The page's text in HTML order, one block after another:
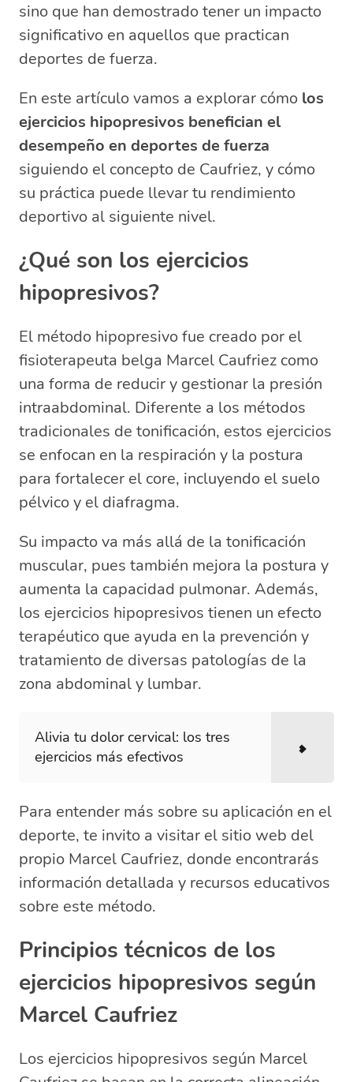
Ejemplos de posturas en los ejercicios
hipopresivos
Preguntas relacionadas sobre los
ejercicios hipopresivos y el rendimiento en
deportes de fuerza
¿Qué beneficios tienen los ejercicios
hipopresivos?
¿Cuáles son los beneficios de hacer
hipopresivos?
¿Qué es hipopresivos en deporte?
¿Cuánto dura la apnea en
sino que han demostrado tener un impacto
significativo en aquellos que practican
deportes de fuerza.
En este artículo vamos a explorar cómo los
ejercicios hipopresivos benefician el
desempeño en deportes de fuerza
siguiendo el concepto de Caufriez, y cómo
su práctica puede llevar tu rendimiento
deportivo al siguiente nivel.
¿Qué son los ejercicios
hipopresivos?
El método hipopresivo fue creado por el
fisioterapeuta belga Marcel Caufriez como
una forma de reducir y gestionar la presión
intraabdominal. Diferente a los métodos
tradicionales de tonificación, estos ejercicios
se enfocan en la respiración y la postura
para fortalecer el core, incluyendo el suelo
pélvico y el diafragma.
Su impacto va más allá de la tonificación
muscular, pues también mejora la postura y
aumenta la capacidad pulmonar. Además,
los ejercicios hipopresivos tienen un efecto
terapéutico que ayuda en la prevención y
tratamiento de diversas patologías de la
zona abdominal y lumbar.
Alivia tu dolor cervical: los tres
ejercicios más efectivos
Para entender más sobre su aplicación en el
deporte, te invito a visitar el sitio web del
propio Marcel Caufriez, donde encontrarás
información detallada y recursos educativos
sobre este método.
Principios técnicos de los
ejercicios hipopresivos según
Marcel Caufriez
Los ejercicios hipopresivos según Marcel